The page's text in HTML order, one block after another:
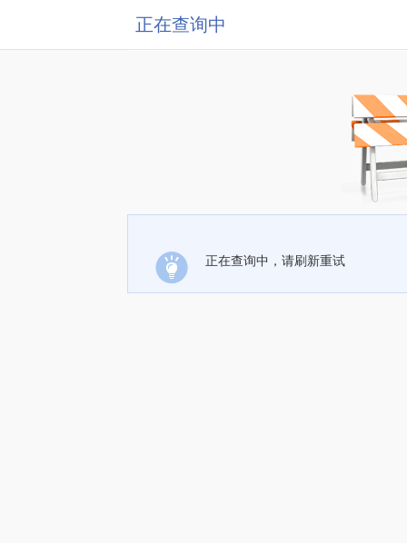
正在查询中
正在查询中，请刷新重试